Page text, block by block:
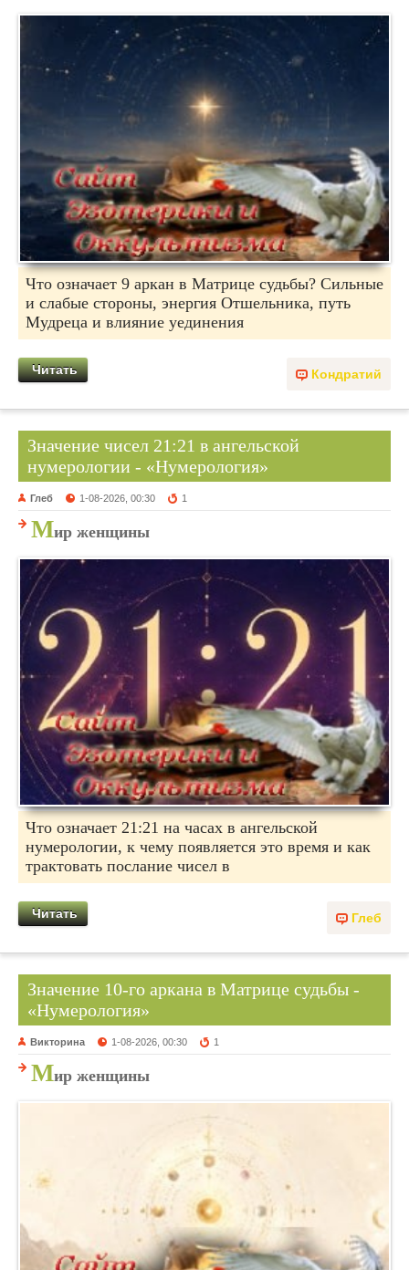
Что означает 9 аркан в Матрице судьбы? Сильные
и слабые стороны, энергия Отшельника, путь
Мудреца и влияние уединения
Кондратий
Читать
Значение чисел 21:21 в ангельской
нумерологии - «Нумерология»
Глеб 1-08-2026, 00:30 1
Мир женщины
Что означает 21:21 на часах в ангельской
нумерологии, к чему появляется это время и как
трактовать послание чисел в
Глеб
Читать
Значение 10-го аркана в Матрице судьбы -
«Нумерология»
Викторина 1-08-2026, 00:30 1
Мир женщины